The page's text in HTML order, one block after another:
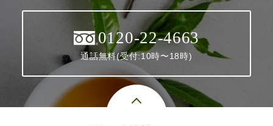
0120-22-4663
通話無料(受付:10時〜18時)